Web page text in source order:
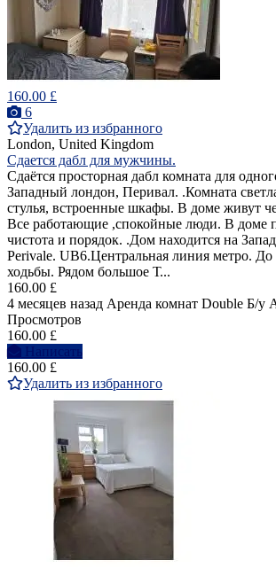
160.00 £
6
Удалить из избранного
London, United Kingdom
Сдается дабл для мужчины.
Cдаётся просторная дабл комната для
Западный лондон, Перивал. .Комната
стулья, встроенные шкафы. В доме живут
Все работающие ,спокойные люди. В доме
чистота и порядок. .Дом находится на
Perivale. UB6.Центральная линия метро.
ходьбы. Рядом большое Т...
160.00 £
4 месяцев назад Аренда комнат Double Б/у
Просмотров
160.00 £
Написать
160.00 £
Удалить из избранного